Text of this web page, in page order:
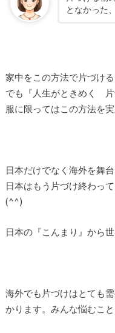
となかった、
家中をこの方法で片づけ
でも『人生がときめく
服に限ってはこの方法を実
日本だけでなく海外を舞
日本はもう片づけ終わっ
(^^)
日本の『こんまり』から
海外でも片づけはとても
かります。みんな悩むこ